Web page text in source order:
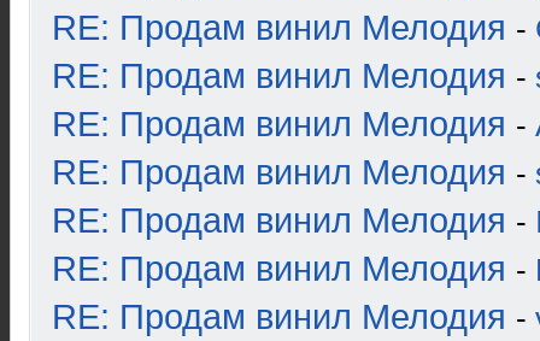
RE: Продам винил Мелодия -
RE: Продам винил Мелодия -
RE: Продам винил Мелодия -
RE: Продам винил Мелодия -
RE: Продам винил Мелодия -
RE: Продам винил Мелодия -
RE: Продам винил Мелодия -